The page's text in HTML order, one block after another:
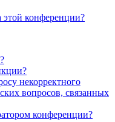
конференции?
некорректного
вопросов, связанных
конференции?